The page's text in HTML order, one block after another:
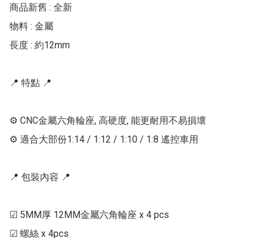
商品新舊 : 全新
物料 : 金屬
長度 : 約12mm
📍 特點 📍
⚙ CNC金屬六角輪座, 高硬度, 能更耐用不易損壞
⚙ 適合大部份1:14 / 1:12 / 1:10 / 1:8 遙控車用
📍 包裝內容 📍
☑ 5MM厚 12MM金屬六角輪座 x 4 pcs
☑ 螺絲 x 4pcs